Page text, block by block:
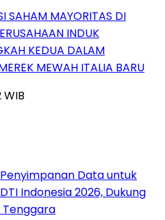
SAHAM MAYORITAS DI
INDUK
KEDUA DALAM
MEWAH ITALIA BARU
Penyimpanan Data untuk
Indonesia 2026, Dukung
Tenggara